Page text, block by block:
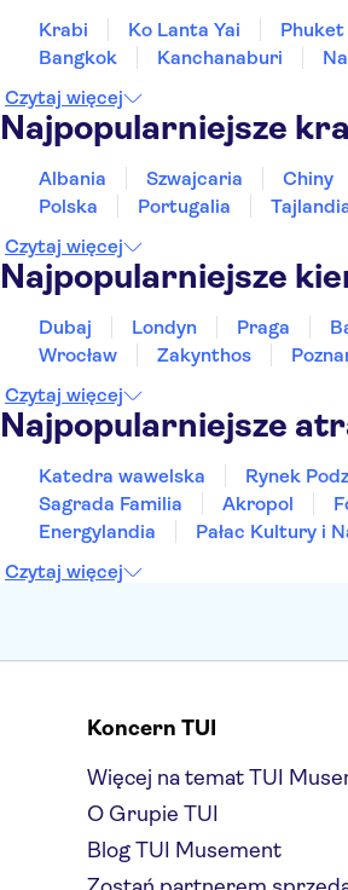
Krabi Ko Lanta Yai Phuket
Bangkok
Kanchanaburi
Czytaj więcej
Najpopularniejsze
Albania Szwajcaria Chiny
Polska
Portugalia
Czytaj więcej
Najpopularniejsze
Dubaj Londyn Praga
Wrocław
Zakynthos
Czytaj więcej
Najpopularniejsze
Katedra wawelska Rynek
Sagrada Familia
Akropol
Energylandia
Pałac Kultury i
Czytaj więcej
Koncern TUI
Więcej na temat TUI
O Grupie TUI
Blog TUI Musement